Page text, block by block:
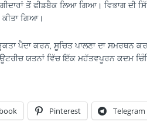
ਤੋਂ ਫੀਡਬੈਕ ਲਿਆ ਗਿਆ। ਵਿਭਾਗ ਦੀ
ਗਿਆ।
ਪੈਦਾ ਕਰਨ, ਸੂਚਿਤ ਪਾਲਣਾ ਦਾ ਸਮਰਥਨ
ਯਤਨਾਂ ਵਿੱਚ ਇੱਕ ਮਹੱਤਵਪੂਰਨ ਕਦਮ
Pinterest Telegram